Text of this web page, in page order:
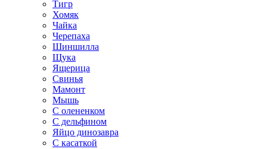
Тигр
Хомяк
Чайка
Черепаха
Шиншилла
Щука
Ящерица
Свинья
Мамонт
Мышь
С олененком
С дельфином
Яйцо динозавра
С касаткой